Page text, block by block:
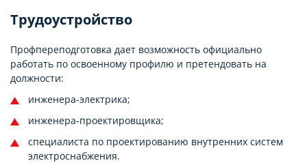
Трудоустройство
Профпереподготовка дает возможность официально
работать по освоенному профилю и претендовать на
должности:
инженера-электрика;
инженера-проектировщика;
специалиста по проектированию внутренних систем
электроснабжения.